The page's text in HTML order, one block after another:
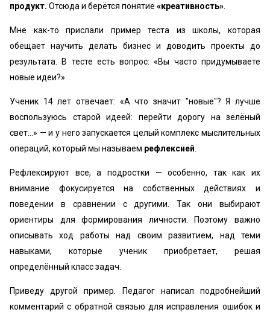
продукт. Отсюда и берётся понятие «креативность».
Мне как-то прислали пример теста из школы, которая
обещает научить делать бизнес и доводить проекты до
результата. В тесте есть вопрос: «Вы часто придумываете
новые идеи?»
Ученик 14 лет отвечает: «А что значит "новые"? Я лучше
воспользуюсь старой идеей: перейти дорогу на зелёный
свет…» — и у него запускается целый комплекс мыслительных
операций, который мы называем рефлексией.
Рефлексируют все, а подростки — особенно, так как их
внимание фокусируется на собственных действиях и
поведении в сравнении с другими. Так они выбирают
ориентиры для формирования личности. Поэтому важно
описывать ход работы над своим развитием, над теми
навыками, которые ученик приобретает, решая
определённый класс задач.
Приведу другой пример. Педагог написал подробнейший
комментарий с обратной связью для исправления ошибок и